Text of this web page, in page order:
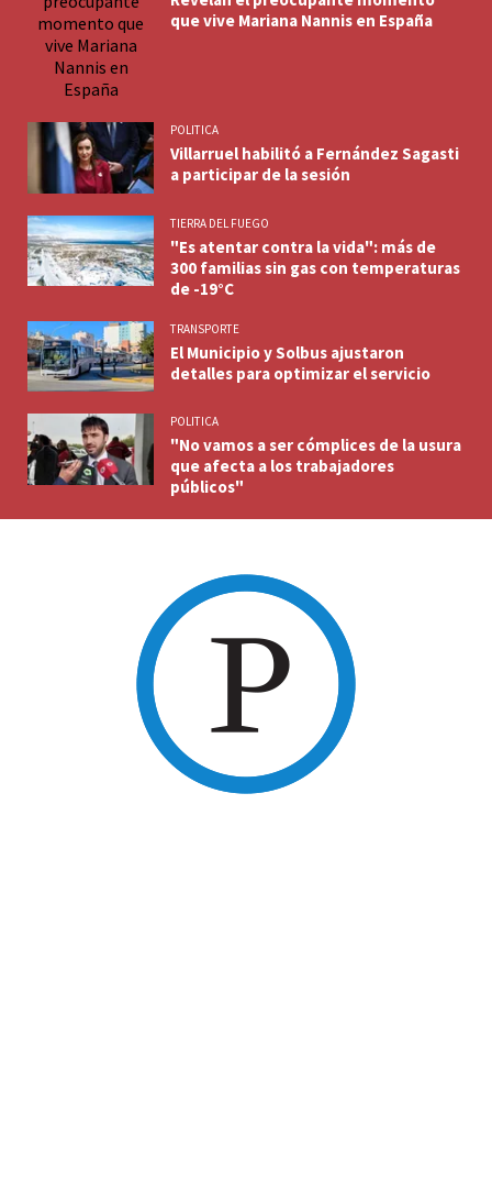
que vive Mariana Nannis en España
POLITICA
Villarruel habilitó a Fernández Sagasti
a participar de la sesión
TIERRA DEL FUEGO
"Es atentar contra la vida": más de
300 familias sin gas con temperaturas
de -19°C
TRANSPORTE
El Municipio y Solbus ajustaron
detalles para optimizar el servicio
POLITICA
"No vamos a ser cómplices de la usura
que afecta a los trabajadores
públicos"